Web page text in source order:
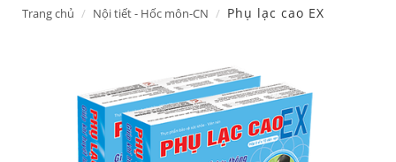
Trang chủ Nội tiết - Hốc môn-CN Phụ lạc cao EX